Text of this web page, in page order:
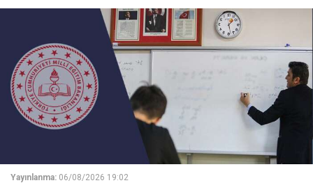
Yayınlanma: 06/08/2026 19:02